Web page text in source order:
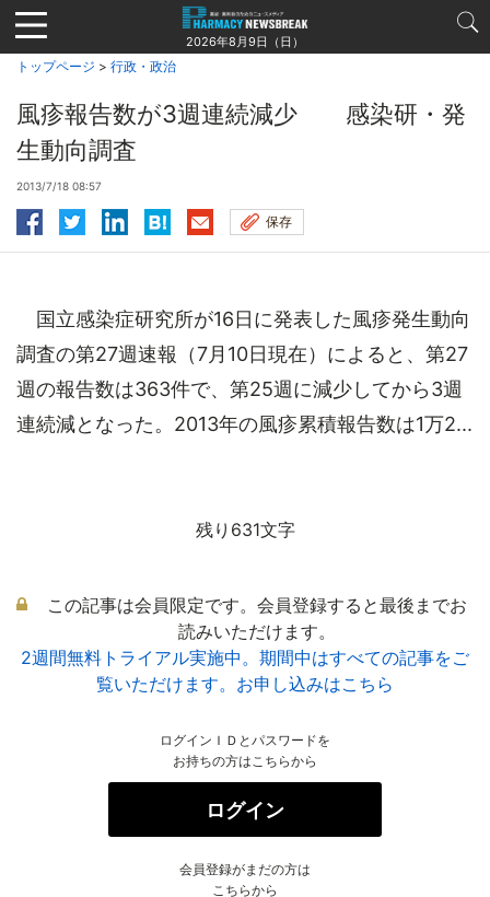
Jump
to
navigation
2026年8月9日（日）
トップページ > 行政・政治
風疹報告数が3週連続減少 感染研・発
生動向調査
2013/7/18 08:57
保存
国立感染症研究所が16日に発表した風疹発生動向
調査の第27週速報（7月10日現在）によると、第27
週の報告数は363件で、第25週に減少してから3週
連続減となった。2013年の風疹累積報告数は1万2...
残り631文字
この記事は会員限定です。会員登録すると最後までお
読みいただけます。
2週間無料トライアル実施中。期間中はすべての記事をご
覧いただけます。お申し込みはこちら
ログインＩＤとパスワードを
お持ちの方はこちらから
ログイン
会員登録がまだの方は
こちらから